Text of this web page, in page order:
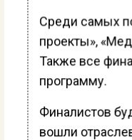
Среди самых
проекты»,
Также все
программу.
Финалистов
вошли